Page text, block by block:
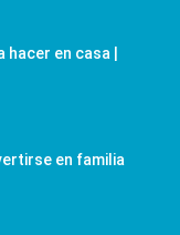
en casa |
en familia